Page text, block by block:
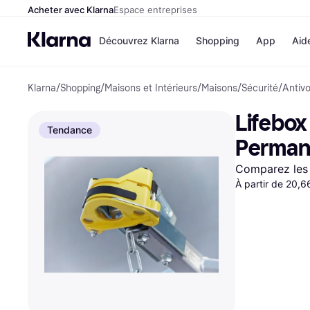
Acheter avec KlarnaEspace entreprises
Découvrez Klarna
Options de
paiement
Payer maintenant
Paiement en 3 fois
Paiement à 30 jours
Klarna sur Apple Pay
Shopping
Magasins
Airbnb
Temu
JD Sports
App
Klarna/Shopping/Maisons et Intérieurs/Maisons/Sécurité/
Tendance
Lifebox
Comparez
À partir de